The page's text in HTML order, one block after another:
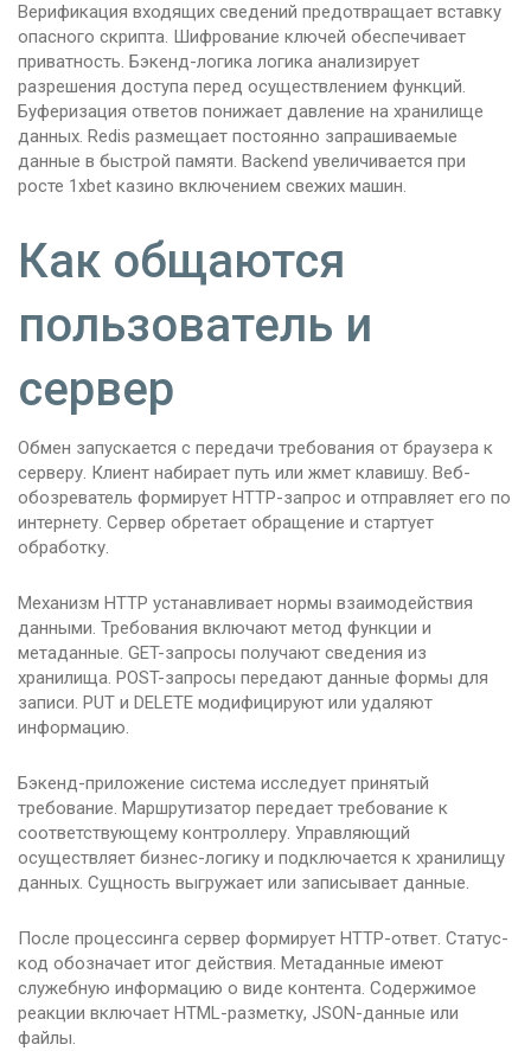
Верификация входящих сведений предотвращает вставку
опасного скрипта. Шифрование ключей обеспечивает
приватность. Бэкенд-логика логика анализирует
разрешения доступа перед осуществлением функций.
Буферизация ответов понижает давление на хранилище
данных. Redis размещает постоянно запрашиваемые
данные в быстрой памяти. Backend увеличивается при
росте 1xbet казино включением свежих машин.
Как общаются
пользователь и
сервер
Обмен запускается с передачи требования от браузера к
серверу. Клиент набирает путь или жмет клавишу. Веб-
обозреватель формирует HTTP-запрос и отправляет его по
интернету. Сервер обретает обращение и стартует
обработку.
Механизм HTTP устанавливает нормы взаимодействия
данными. Требования включают метод функции и
метаданные. GET-запросы получают сведения из
хранилища. POST-запросы передают данные формы для
записи. PUT и DELETE модифицируют или удаляют
информацию.
Бэкенд-приложение система исследует принятый
требование. Маршрутизатор передает требование к
соответствующему контроллеру. Управляющий
осуществляет бизнес-логику и подключается к хранилищу
данных. Сущность выгружает или записывает данные.
После процессинга сервер формирует HTTP-ответ. Статус-
код обозначает итог действия. Метаданные имеют
служебную информацию о виде контента. Содержимое
реакции включает HTML-разметку, JSON-данные или
файлы.